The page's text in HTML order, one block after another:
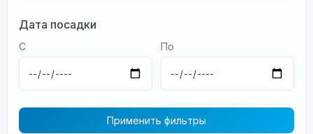
Дата посадки
С По
Применить фильтры